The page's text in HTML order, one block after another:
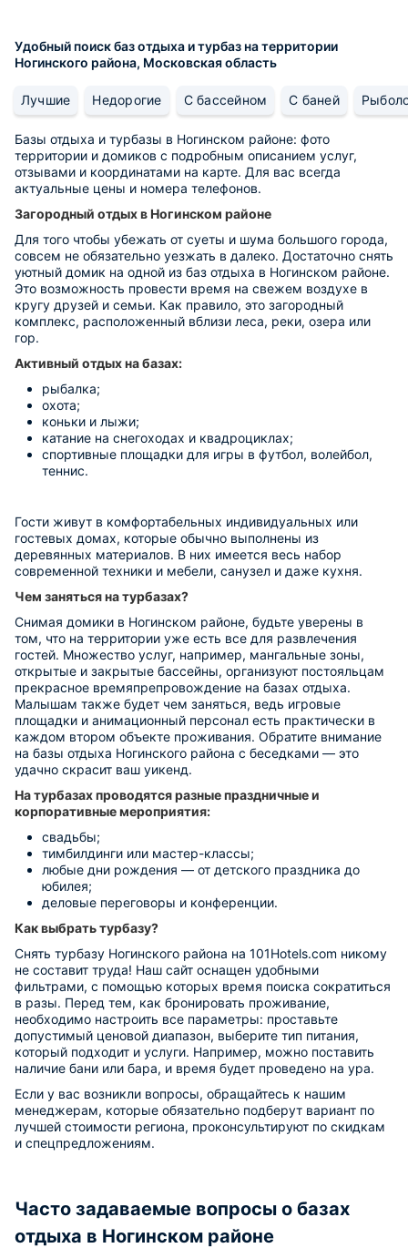
Удобный поиск баз отдыха и турбаз на территории
Ногинского района, Московская область
Лучшие Недорогие С бассейном С баней
Базы отдыха и турбазы в Ногинском районе: фото
территории и домиков с подробным описанием услуг,
отзывами и координатами на карте. Для вас всегда
актуальные цены и номера телефонов.
Загородный отдых в Ногинском районе
Для того чтобы убежать от суеты и шума большого города,
совсем не обязательно уезжать в далеко. Достаточно снять
уютный домик на одной из баз отдыха в Ногинском районе.
Это возможность провести время на свежем воздухе в
кругу друзей и семьи. Как правило, это загородный
комплекс, расположенный вблизи леса, реки, озера или
гор.
Активный отдых на базах:
рыбалка;
охота;
коньки и лыжи;
катание на снегоходах и квадроциклах;
спортивные площадки для игры в футбол, волейбол,
теннис.
Гости живут в комфортабельных индивидуальных или
гостевых домах, которые обычно выполнены из
деревянных материалов. В них имеется весь набор
современной техники и мебели, санузел и даже кухня.
Чем заняться на турбазах?
Снимая домики в Ногинском районе, будьте уверены в
том, что на территории уже есть все для развлечения
гостей. Множество услуг, например, мангальные зоны,
открытые и закрытые бассейны, организуют постояльцам
прекрасное времяпрепровождение на базах отдыха.
Малышам также будет чем заняться, ведь игровые
площадки и анимационный персонал есть практически в
каждом втором объекте проживания. Обратите внимание
на базы отдыха Ногинского района с беседками — это
удачно скрасит ваш уикенд.
На турбазах проводятся разные праздничные и
корпоративные мероприятия:
свадьбы;
тимбилдинги или мастер-классы;
любые дни рождения — от детского праздника до
юбилея;
деловые переговоры и конференции.
Как выбрать турбазу?
Снять турбазу Ногинского района на 101Hotels.com никому
не составит труда! Наш сайт оснащен удобными
фильтрами, с помощью которых время поиска сократиться
в разы. Перед тем, как бронировать проживание,
необходимо настроить все параметры: проставьте
допустимый ценовой диапазон, выберите тип питания,
который подходит и услуги. Например, можно поставить
наличие бани или бара, и время будет проведено на ура.
Если у вас возникли вопросы, обращайтесь к нашим
менеджерам, которые обязательно подберут вариант по
лучшей стоимости региона, проконсультируют по скидкам
и спецпредложениям.
Часто задаваемые вопросы о базах
отдыха в Ногинском районе